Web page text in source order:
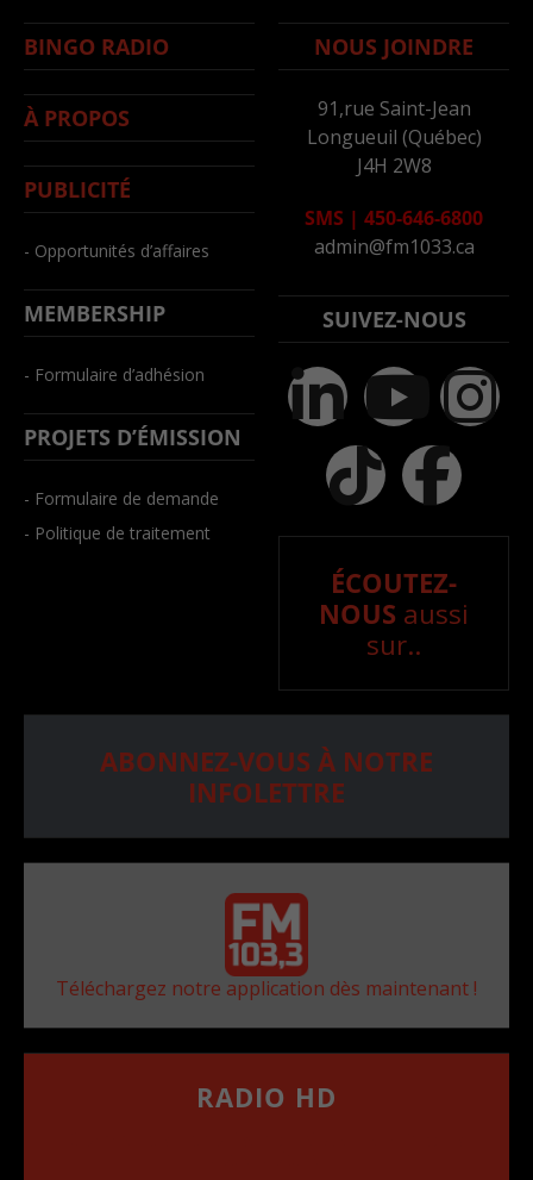
BINGO RADIO
À PROPOS
PUBLICITÉ
- Opportunités d’affaires
MEMBERSHIP
- Formulaire d’adhésion
PROJETS D’ÉMISSION
- Formulaire de demande
- Politique de traitement
NOUS JOINDRE
91,rue Saint-Jean
Longueuil (Québec)
J4H 2W8
SMS | 450-646-6800
admin@fm1033.ca
SUIVEZ-NOUS
ÉCOUTEZ-
NOUS aussi
sur..
ABONNEZ-VOUS À NOTRE
INFOLETTRE
Téléchargez notre application dès maintenant !
RADIO HD